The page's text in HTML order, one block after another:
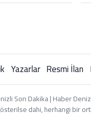
Yazarlar Resmi İlan
Son Dakika | Haber
dahi, herhangi bir